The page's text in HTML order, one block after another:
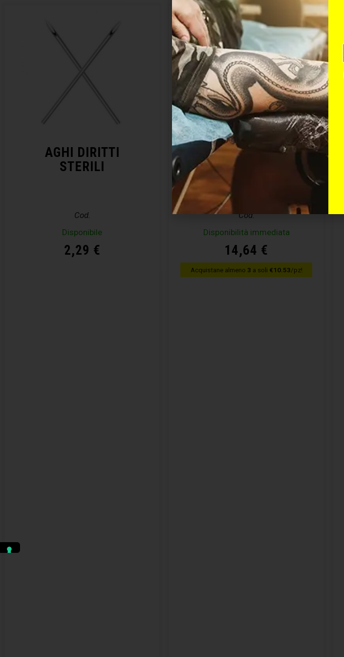
AGHI DIRITTI
STERILI
Cod.
Disponibile
2,29 €
KIT CURA PIERCING
– EASYPIERCING
Cod.
Disponibilità immediata
14,64 €
Acquistane almeno 3 a soli €10.53/pz!